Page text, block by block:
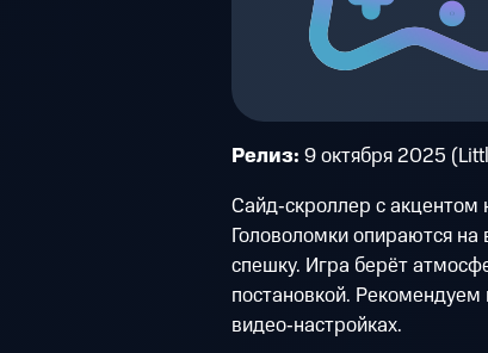
Релиз: 9 октября 2025
Сайд‑скроллер с
Головоломки опираются на
спешку. Игра берёт
постановкой.
видео‑настройках.